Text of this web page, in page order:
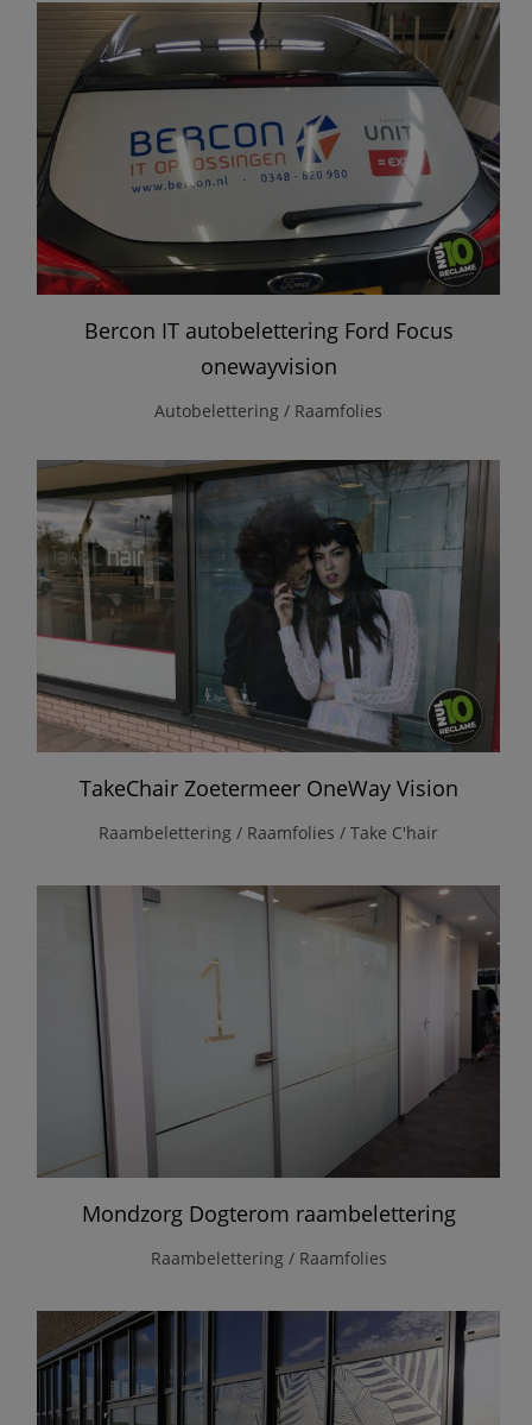
Bercon IT autobelettering Ford Focus
onewayvision
Autobelettering / Raamfolies
TakeChair Zoetermeer OneWay Vision
Raambelettering / Raamfolies / Take C'hair
Mondzorg Dogterom raambelettering
Raambelettering / Raamfolies